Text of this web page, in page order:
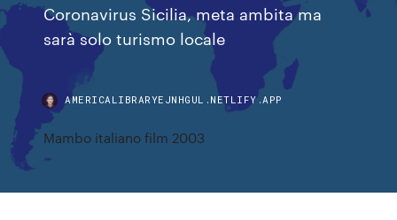
Coronavirus Sicilia, meta ambita ma
sarà solo turismo locale
AMERICALIBRARYEJNHGUL.NETLIFY.APP
Mambo italiano film 2003